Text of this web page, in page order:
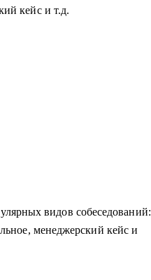
кейс и т.д.
видов собеседований:
менеджерский кейс и